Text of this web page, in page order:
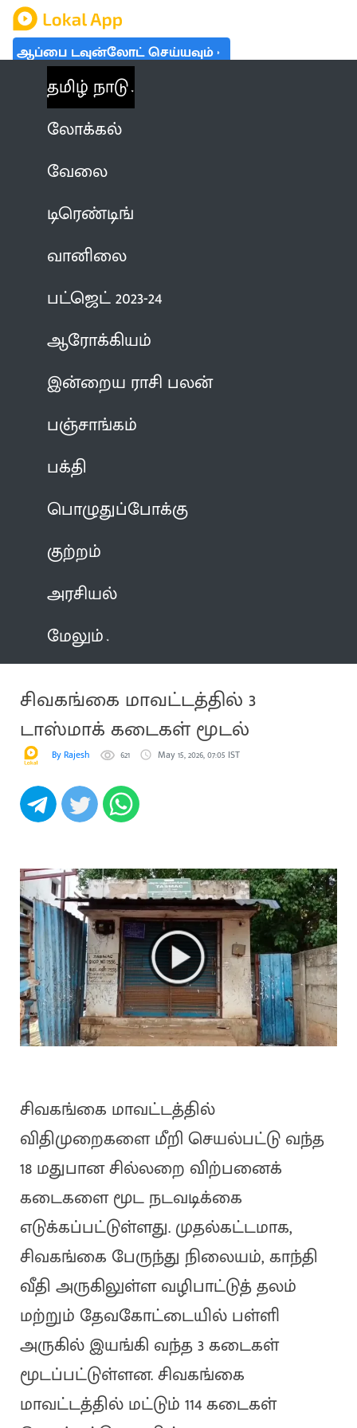
ஆப்பை டவுன்லோட் செய்யவும்
தமிழ் நாடு
லோக்கல்
வேலை
டிரெண்டிங்
வானிலை
பட்ஜெட் 2023-24
ஆரோக்கியம்
இன்றைய ராசி பலன்
பஞ்சாங்கம்
பக்தி
பொழுதுப்போக்கு
குற்றம்
அரசியல்
மேலும்
சிவகங்கை மாவட்டத்தில் 3
டாஸ்மாக் கடைகள் மூடல்
By Rajesh 621 May 15, 2026, 07:05 IST
சிவகங்கை மாவட்டத்தில்
விதிமுறைகளை மீறி செயல்பட்டு வந்த
18 மதுபான சில்லறை விற்பனைக்
கடைகளை மூட நடவடிக்கை
எடுக்கப்பட்டுள்ளது. முதல்கட்டமாக,
சிவகங்கை பேருந்து நிலையம், காந்தி
வீதி அருகிலுள்ள வழிபாட்டுத் தலம்
மற்றும் தேவகோட்டையில் பள்ளி
அருகில் இயங்கி வந்த 3 கடைகள்
மூடப்பட்டுள்ளன. சிவகங்கை
மாவட்டத்தில் மட்டும் 114 கடைகள்